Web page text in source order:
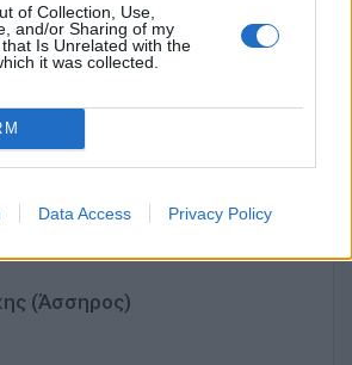
of Collection, Use,
and/or Sharing of my
Is Unrelated with the
it was collected.
Data Access Privacy Policy
Β΄ Κατηγορίας)
- ΑΤΤΙΚΗ
(Άσσηρος)